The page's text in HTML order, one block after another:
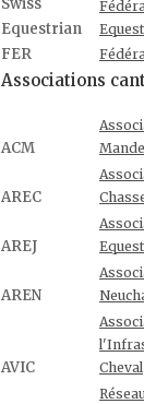
Swiss
Equestrian
FER
Associations
ACM
AREC
AREJ
AREN
AVIC
Cheval